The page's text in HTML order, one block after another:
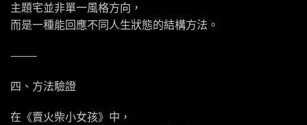
主題宅並非單一風格方向，
而是一種能回應不同人生狀態的結構方法。
⸻
四、方法驗證
在《賣火柴小女孩》中，